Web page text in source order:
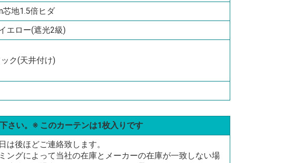
芯地1.5倍ヒダ
エロー(遮光2級)
ク(天井付け)
さい。※ このカーテンは1枚入りです
は後ほどご連絡致します。
ングによって当社の在庫とメーカーの在庫が一致しない場